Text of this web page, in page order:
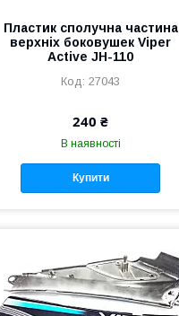
Пластик сполучна частина
верхніх боковушек Viper
Active JH-110
27043
240 ₴
В наявності
Купити